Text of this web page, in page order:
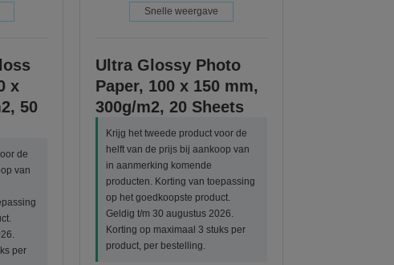
x
50
de
van
per
Snelle weergave
Ultra Glossy Photo
Paper, 100 x 150 mm,
300g/m2, 20 Sheets
Krijg het tweede product voor de
helft van de prijs bij aankoop van
in aanmerking komende
producten. Korting van toepassing
op het goedkoopste product.
Geldig t/m 30 augustus 2026.
Korting op maximaal 3 stuks per
product, per bestelling.